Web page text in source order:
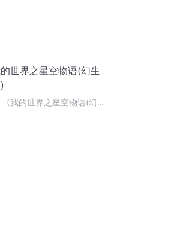
世界之星空物语(幻生
《我的世界之星空物语(幻生